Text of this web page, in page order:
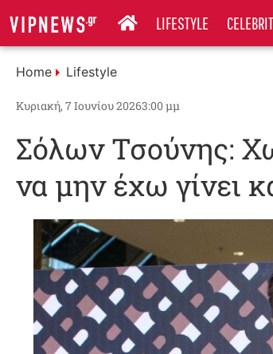
LIFESTYLE
Home Lifestyle
Κυριακή, 7 Ιουνίου 20263:00 μμ
Σόλων Τσούνης:
να μην έχω γίνει